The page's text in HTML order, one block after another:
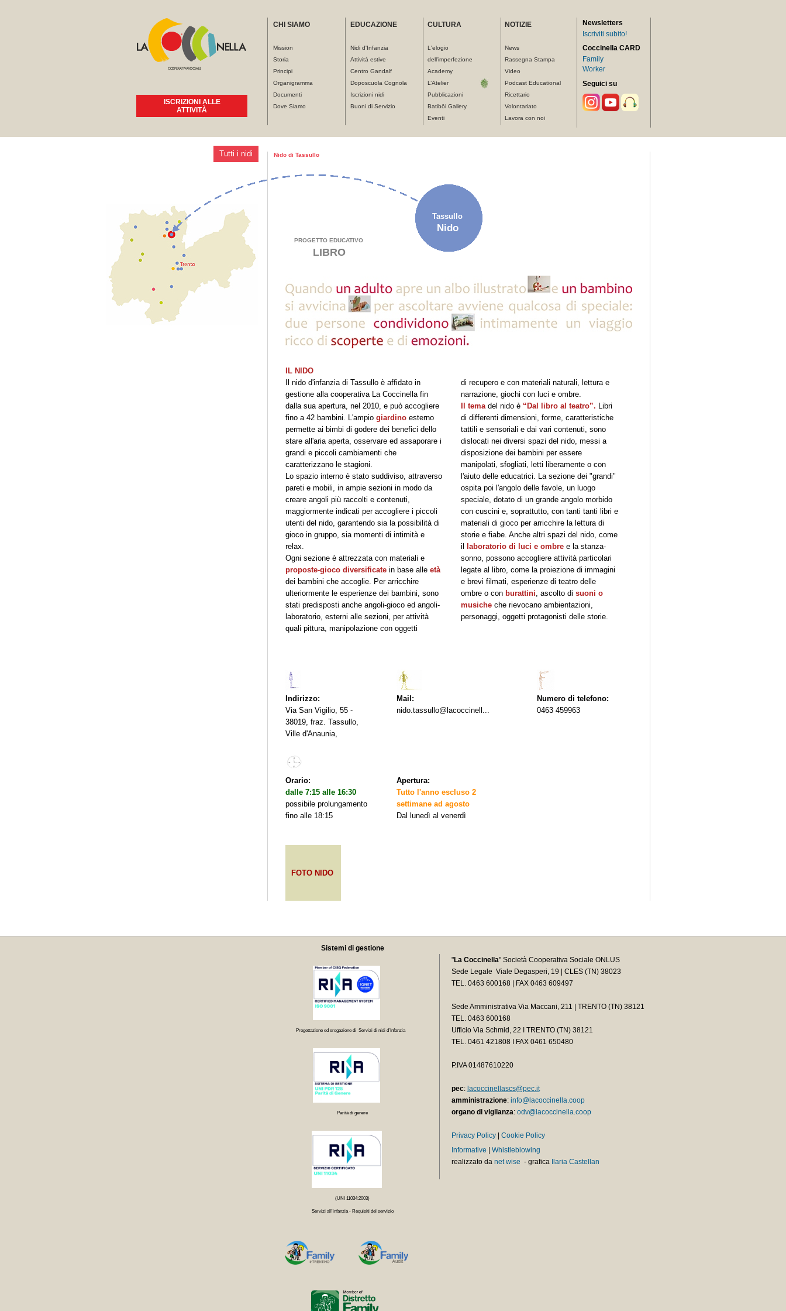
ISCRIZIONI ALLE
ATTIVITÀ
CHI SIAMO
Mission
Storia
Principi
Organigramma
Documenti
Dove Siamo
EDUCAZIONE
Nidi d'Infanzia
Attività estive
Centro Gandalf
Doposcuola Cognola
Iscrizioni nidi
Buoni di Servizio
CULTURA
L'elogio
dell'imperfezione
Academy
L’Atelier
Pubblicazioni
Batibōi Gallery
Eventi
NOTIZIE
News
Rassegna Stampa
Video
Podcast Educational
Ricettario
Volontariato
Lavora con noi
Newsletters
Iscriviti subito!
Coccinella CARD
Family
Worker
Seguici su
Tutti i nidi Tu sei qui
Nido di Tassullo
Tassullo
Nido
PROGETTO EDUCATIVO
LIBRO
IL NIDO
Il nido d'infanzia di Tassullo è affidato in
gestione alla cooperativa La Coccinella fin
dalla sua apertura, nel 2010, e può accogliere
fino a 42 bambini. L'ampio giardino esterno
permette ai bimbi di godere dei benefici dello
stare all'aria aperta, osservare ed assaporare i
grandi e piccoli cambiamenti che
caratterizzano le stagioni.
Lo spazio interno è stato suddiviso, attraverso
pareti e mobili, in ampie sezioni in modo da
creare angoli più raccolti e contenuti,
maggiormente indicati per accogliere i piccoli
utenti del nido, garantendo sia la possibilità di
gioco in gruppo, sia momenti di intimità e
relax.
Ogni sezione è attrezzata con materiali e
proposte-gioco diversificate in base alle età
dei bambini che accoglie. Per arricchire
ulteriormente le esperienze dei bambini, sono
stati predisposti anche angoli-gioco ed angoli-
laboratorio, esterni alle sezioni, per attività
quali pittura, manipolazione con oggetti
di recupero e con materiali naturali, lettura e
narrazione, giochi con luci e ombre.
Il tema del nido è “Dal libro al teatro”. Libri
di differenti dimensioni, forme, caratteristiche
tattili e sensoriali e dai vari contenuti, sono
dislocati nei diversi spazi del nido, messi a
disposizione dei bambini per essere
manipolati, sfogliati, letti liberamente o con
l'aiuto delle educatrici. La sezione dei "grandi"
ospita poi l'angolo delle favole, un luogo
speciale, dotato di un grande angolo morbido
con cuscini e, soprattutto, con tanti tanti libri e
materiali di gioco per arricchire la lettura di
storie e fiabe. Anche altri spazi del nido, come
il
laboratorio di luci e ombre e la stanza-
sonno, possono accogliere attività particolari
legate al libro, come la proiezione di immagini
e brevi filmati, esperienze di teatro delle
ombre o con burattini, ascolto di suoni o
musiche che rievocano ambientazioni,
personaggi, oggetti protagonisti delle storie.
Indirizzo:
Via San Vigilio, 55 -
38019, fraz. Tassullo,
Ville d'Anaunia,
Mail:
nido.tassullo@lacoccinell...
Numero di telefono:
0463 459963
Orario:
dalle 7:15 alle 16:30
possibile prolungamento
fino alle 18:15
Apertura:
Tutto l'anno escluso 2
settimane ad agosto
Dal lunedì al venerdì
FOTO NIDO
Sistemi di gestione
Progettazione ed erogazione di Servizi di nidi d’Infanzia
Parità di genere
(UNI 11034:2003)
Servizi all'infanzia - Requisiti del servizio
"La Coccinella" Società Cooperativa Sociale ONLUS
Sede Legale Viale Degasperi, 19 | CLES (TN) 38023
TEL. 0463 600168 | FAX 0463 609497
Sede Amministrativa Via Maccani, 211 | TRENTO (TN) 38121
TEL. 0463 600168
Ufficio Via Schmid, 22 I TRENTO (TN) 38121
TEL. 0461 421808 I FAX 0461 650480
P.IVA 01487610220
pec: lacoccinellascs@pec.it
amministrazione: info@lacoccinella.coop
organo di vigilanza: odv@lacoccinella.coop
Privacy Policy| Cookie Policy
Informative
Whistleblowing
realizzato da net wise - grafica Ilaria Castellan